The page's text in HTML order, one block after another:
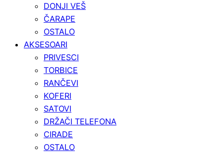
DONJI VEŠ
ČARAPE
OSTALO
AKSESOARI
PRIVESCI
TORBICE
RANČEVI
KOFERI
SATOVI
DRŽAČI TELEFONA
CIRADE
OSTALO